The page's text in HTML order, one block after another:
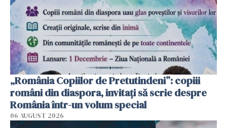
„România Copiilor de Pretutindeni”: copiii
români din diaspora, invitați să scrie despre
România într-un volum special
06 AUGUST 2026